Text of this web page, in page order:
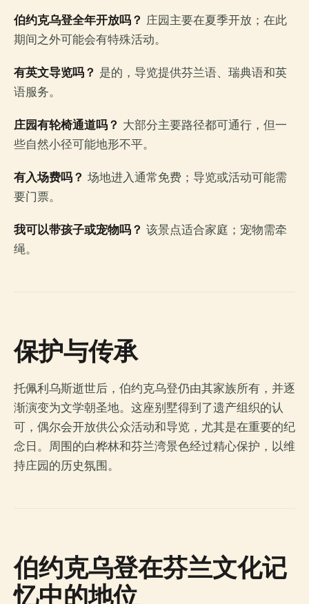
伯约克乌登全年开放吗？ 庄园主要在夏季开放；在此
期间之外可能会有特殊活动。
有英文导览吗？ 是的，导览提供芬兰语、瑞典语和英
语服务。
庄园有轮椅通道吗？ 大部分主要路径都可通行，但一
些自然小径可能地形不平。
有入场费吗？ 场地进入通常免费；导览或活动可能需
要门票。
我可以带孩子或宠物吗？ 该景点适合家庭；宠物需牵
绳。
保护与传承
托佩利乌斯逝世后，伯约克乌登仍由其家族所有，并逐
渐演变为文学朝圣地。这座别墅得到了遗产组织的认
可，偶尔会开放供公众活动和导览，尤其是在重要的纪
念日。周围的白桦林和芬兰湾景色经过精心保护，以维
持庄园的历史氛围。
伯约克乌登在芬兰文化记
忆中的地位